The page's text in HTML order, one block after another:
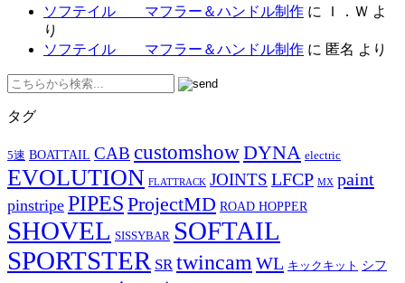
ソフテイル マフラー＆ハンドル制作 に Ｉ．Ｗ よ
り
ソフテイル マフラー＆ハンドル制作 に 匿名 より
タグ
5速 BOATTAIL CAB customshowDYNA electric
EVOLUTION FLATTRACK JOINTS LFCP MX paint
pinstripe PIPES ProjectMD ROAD HOPPER
SHOVEL SISSYBAR SOFTAIL
SPORTSTER SR twincamWL キックキット シフ